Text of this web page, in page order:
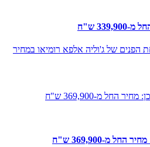
ש"ח
של ג'וליה אלפא רומיאו במחיר
מ-369,900 ש"ח